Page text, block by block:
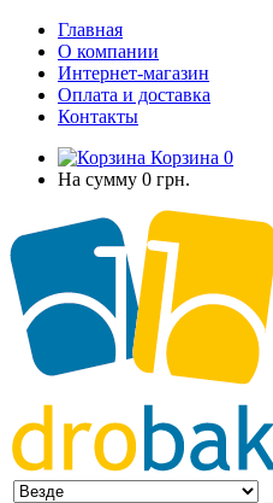
Главная
О компании
Интернет-магазин
Оплата и доставка
Контакты
Корзина 0
На сумму 0 грн.